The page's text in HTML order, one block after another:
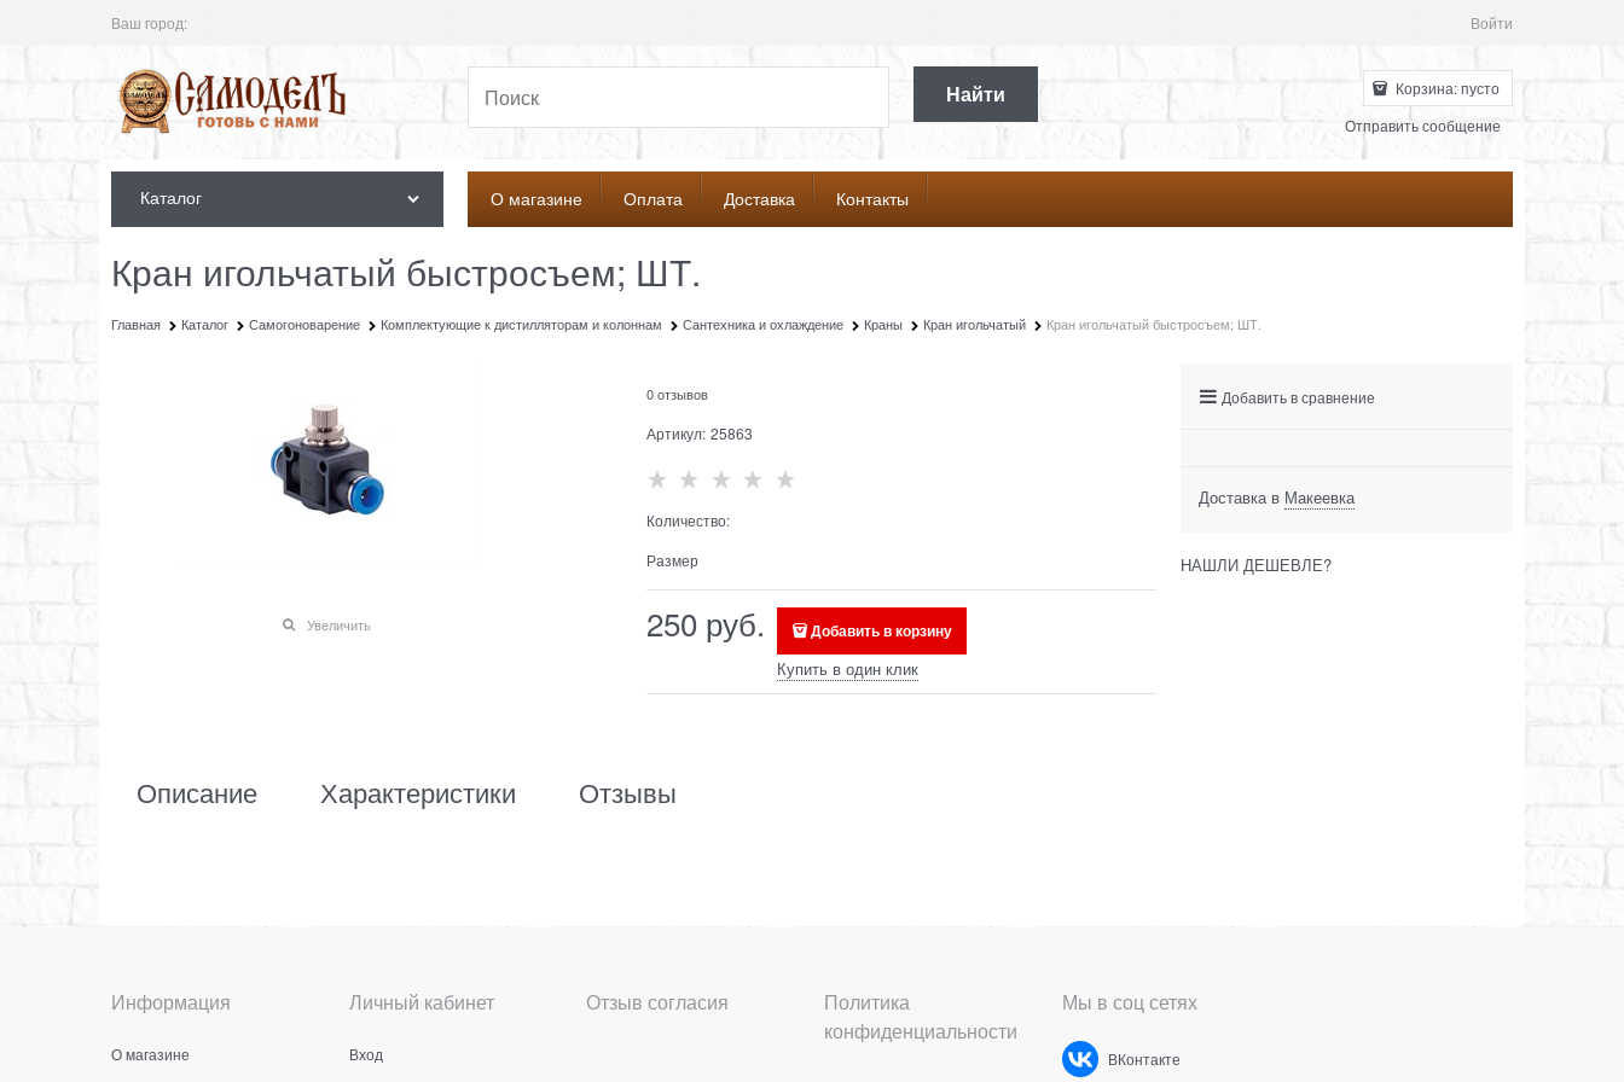
Ваш город: Войти
Найти Корзина:пусто
Отправить сообщение
Каталог О магазине Оплата Доставка Контакты
Кран игольчатый быстросъем; ШТ.
Главная Каталог Самогоноварение Комплектующие к дистилляторам и колоннам Сантехника и охлаждение Краны Кран игольчатый Кран игольчатый быстросъем; ШТ.
Увеличить
0 отзывов
Артикул: 25863
Количество:
Размер
250 руб. Добавить в корзину
Купить в один клик
Описание Характеристики Отзывы
Добавить в сравнение
Доставка в Макеевка
НАШЛИ ДЕШЕВЛЕ?
Информация
О магазине
Личный кабинет
Вход
Отзыв согласия
Политика
конфиденциальности
Мы в соц сетях
ВКонтакте